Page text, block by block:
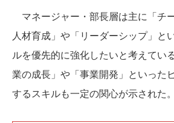
マネージャー・部長層は主に「チ
人材育成」や「リーダーシップ」と
ルを優先的に強化したいと考えてい
業の成長」や「事業開発」といった
するスキルも一定の関心が示された。